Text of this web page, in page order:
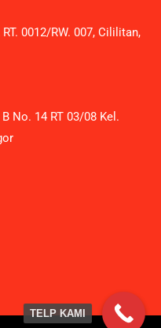
0012/RW. 007, Cililitan,
No. 14 RT 03/08 Kel.
TELP KAMI